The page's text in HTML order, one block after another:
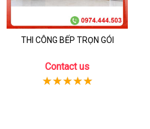
THI CÔNG BẾP TRỌN GÓI
Contact us